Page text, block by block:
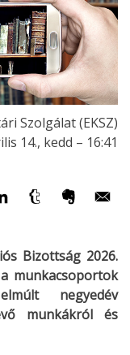
Szolgálat (EKSZ)
14., kedd – 16:41
Bizottság 2026.
munkacsoportok
negyedév
munkákról és